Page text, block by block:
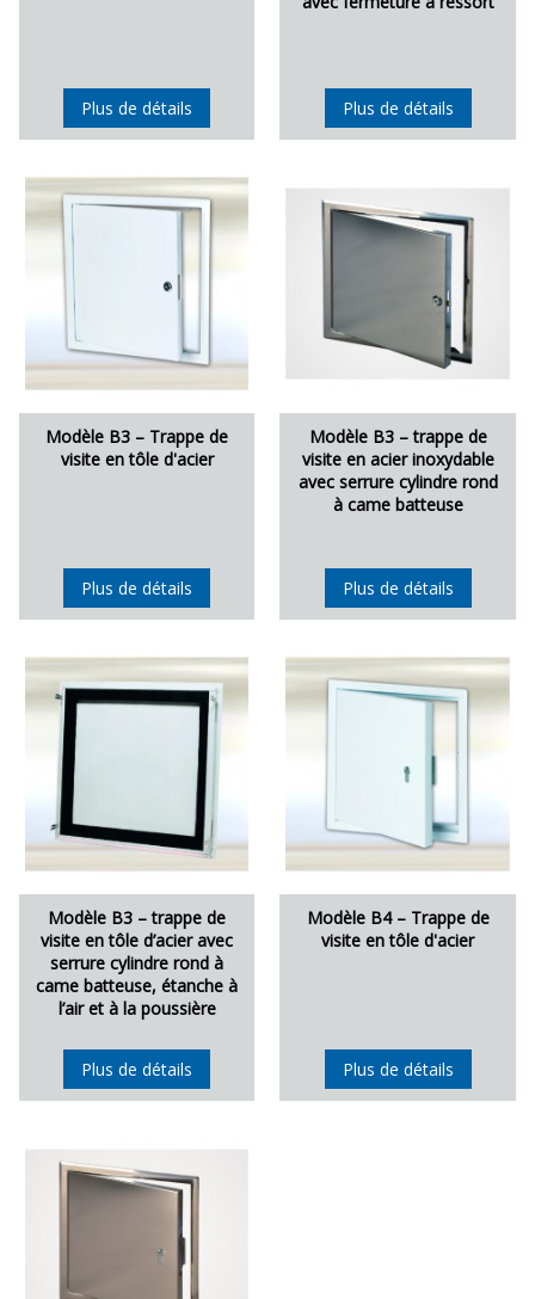
Plus de détails Plus de détails
Modèle B3 – Trappe de
visite en tôle d'acier
Plus de détails
Modèle B3 – trappe de
visite en acier inoxydable
avec serrure cylindre rond
à came batteuse
Plus de détails
Modèle B3 – trappe de
visite en tôle d’acier avec
serrure cylindre rond à
came batteuse, étanche à
l’air et à la poussière
Plus de détails
Modèle B4 – Trappe de
visite en tôle d'acier
Plus de détails